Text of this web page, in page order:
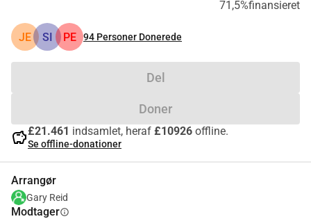
71,5%finansieret
JE SI PE 94 Personer Donerede
Del
Doner
savings£21.461 indsamlet, heraf £10926 offline.
Se offline-donationer
Arrangør
Gary Reid
Modtagerinfo